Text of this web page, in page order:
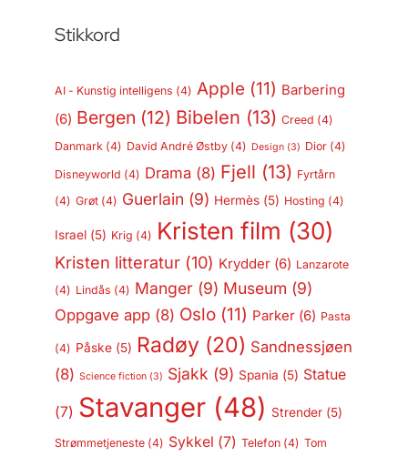
Stikkord
AI - Kunstig intelligens (4) Apple (11) Barbering
(6) Bergen (12) Bibelen (13) Creed (4)
Danmark (4) David André Østby(4) Design(3) Dior(4)
Disneyworld (4) Drama (8) Fjell (13) Fyrtårn
(4) Grøt(4) Guerlain (9) Hermès(5) Hosting (4)
Israel(5) Krig (4) Kristen film (30)
Kristen litteratur(10) Krydder(6) Lanzarote
(4) Lindås (4) Manger(9) Museum (9)
Oppgave app(8) Oslo(11) Parker(6) Pasta
(4) Påske(5) Radøy(20) Sandnessjøen
(8) Science fiction(3) Sjakk (9) Spania (5) Statue
(7) Stavanger(48) Strender(5)
Strømmetjeneste(4) Sykkel (7) Telefon(4) Tom